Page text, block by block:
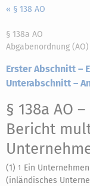
« § 138 AO
§ 138a AO
Abgabenordnung (AO)
Erster Abschnitt –
Unterabschnitt –
§ 138a AO –
Bericht
(1) 1 Ein
(inländisches